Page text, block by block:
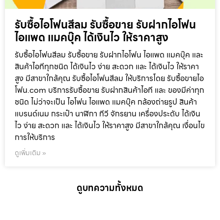
รับซื้อไอโฟนสีลม รับซื้อขาย รับฝากไอโฟน
ไอแพด แมคบุ๊ค ได้เงินไว ให้ราคาสูง
รับซื้อไอโฟนสีลม รับซื้อขาย รับฝากไอโฟน ไอแพด แมคบุ๊ค และ
สินค้าไอทีทุกชนิด ได้เงินไว ง่าย สะดวก และ ได้เงินไว ให้ราคา
สูง มีสาขาใกล้คุณ รับซื้อไอโฟนสีลม ให้บริการโดย รับซื้อขายไอ
โฟน.com บริการรับซื้อขาย รับฝากสินค้าไอที และ ของมีค่าทุก
ชนิด ไม่ว่าจะเป็น ไอโฟน ไอแพด แมคบุ๊ค กล้องถ่ายรูป สินค้า
แบรนด์เนม กระเป๋า นาฬิกา ทีวี จักรยาน เครื่องประดับ ได้เงิน
ไว ง่าย สะดวก และ ได้เงินไว ให้ราคาสูง มีสาขาใกล้คุณ เงื่อนไข
การให้บริการ
ดูเพิ่มเติม »
ดูบทความทั้งหมด